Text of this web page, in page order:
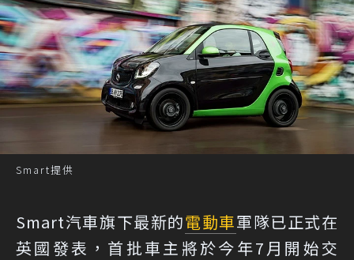
Smart提供
Smart汽車旗下最新的電動車軍隊已正式在
英國發表，首批車主將於今年7月開始交